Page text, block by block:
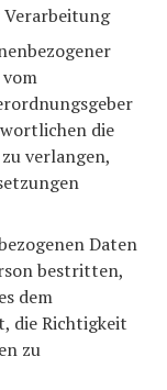
die
verlangen,
Daten
bestritten,
dem
die Richtigkeit
zu